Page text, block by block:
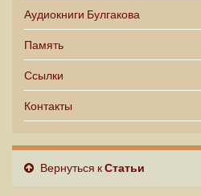
Аудиокниги Булгакова
Память
Ссылки
Контакты
Вернуться кСтатьи